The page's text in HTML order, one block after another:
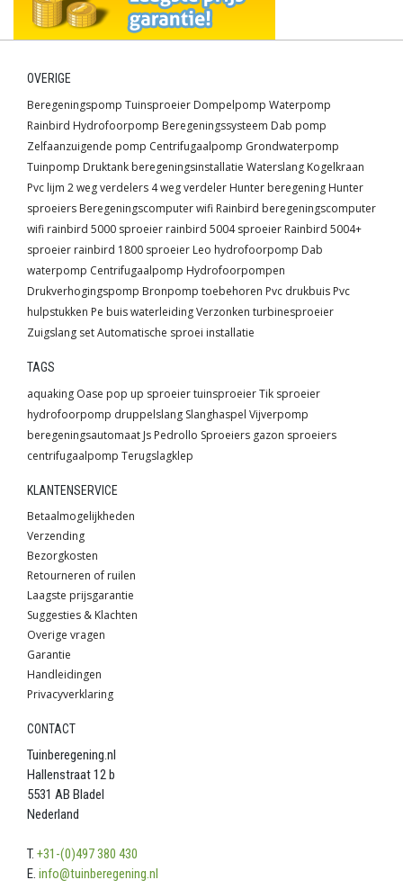
OVERIGE
Beregeningspomp Tuinsproeier Dompelpomp Waterpomp
Rainbird Hydrofoorpomp Beregeningssysteem Dab pomp
Zelfaanzuigende pomp Centrifugaalpomp Grondwaterpomp
Tuinpomp Druktank beregeningsinstallatie Waterslang Kogelkraan
Pvc lijm 2 weg verdelers 4 weg verdeler Hunter beregening Hunter
sproeiers Beregeningscomputer wifi Rainbird beregeningscomputer
wifi rainbird 5000 sproeier rainbird 5004 sproeier Rainbird 5004+
sproeier rainbird 1800 sproeier Leo hydrofoorpomp Dab
waterpomp Centrifugaalpomp Hydrofoorpompen
Drukverhogingspomp Bronpomp toebehoren Pvc drukbuis Pvc
hulpstukken Pe buis waterleidingVerzonken turbinesproeier
Zuigslang setAutomatische sproei installatie
TAGS
aquaking Oase pop up sproeiertuinsproeierTik sproeier
hydrofoorpomp druppelslang Slanghaspel Vijverpomp
beregeningsautomaat Js Pedrollo Sproeiers gazon sproeiers
centrifugaalpomp Terugslagklep
KLANTENSERVICE
Betaalmogelijkheden
Verzending
Bezorgkosten
Retourneren of ruilen
Laagste prijsgarantie
Suggesties & Klachten
Overige vragen
Garantie
Handleidingen
Privacyverklaring
CONTACT
Tuinberegening.nl
Hallenstraat 12 b
5531 AB Bladel
Nederland
T. +31-(0)497 380 430
E. info@tuinberegening.nl